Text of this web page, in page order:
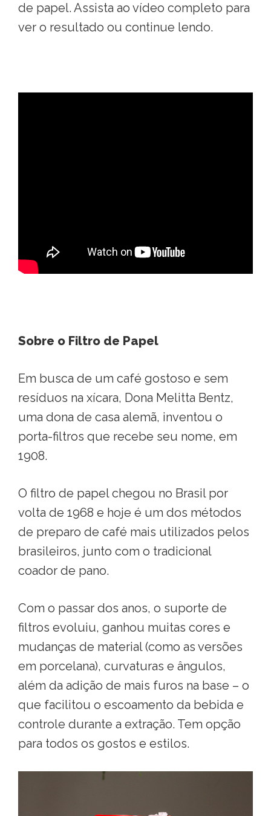
de papel. Assista ao vídeo completo para
ver o resultado ou continue lendo.
Sobre o Filtro de Papel
Em busca de um café gostoso e sem
resíduos na xícara, Dona Melitta Bentz,
uma dona de casa alemã, inventou o
porta-filtros que recebe seu nome, em
1908.
O filtro de papel chegou no Brasil por
volta de 1968 e hoje é um dos métodos
de preparo de café mais utilizados pelos
brasileiros, junto com o tradicional
coador de pano.
Com o passar dos anos, o suporte de
filtros evoluiu, ganhou muitas cores e
mudanças de material (como as versões
em porcelana), curvaturas e ângulos,
além da adição de mais furos na base – o
que facilitou o escoamento da bebida e
controle durante a extração. Tem opção
para todos os gostos e estilos.